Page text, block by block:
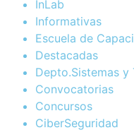
InLab
Informativas
Escuela de
Destacadas
Depto.Sistemas
Convocatorias
Concursos
CiberSeguridad